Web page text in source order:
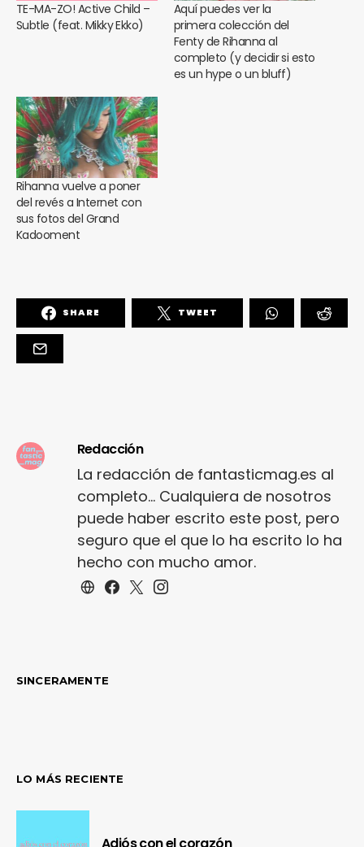
TE-MA-ZO! Active Child –
Subtle (feat. Mikky Ekko)
Aquí puedes ver la
primera colección del
Fenty de Rihanna al
completo (y decidir si esto
es un hype o un bluff)
Rihanna vuelve a poner
del revés a Internet con
sus fotos del Grand
Kadooment
SHARE TWEET
Redacción
La redacción de fantasticmag.es al
completo... Cualquiera de nosotros
puede haber escrito este post, pero
seguro que el que lo ha escrito lo ha
hecho con mucho amor.
SINCERAMENTE
LO MÁS RECIENTE
Adiós con el corazón